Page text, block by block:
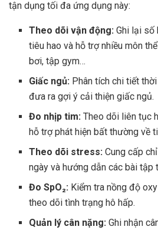
tận dụng tối đa ứng dụng này:
Theo dõi vận động: Ghi lại số
tiêu hao và hỗ trợ nhiều môn
bơi, tập gym…
Giấc ngủ: Phân tích chi tiết
đưa ra gợi ý cải thiện giấc ngủ.
Đo nhịp tim: Theo dõi liên tục
hỗ trợ phát hiện bất thường về
Theo dõi stress: Cung cấp
ngày và hướng dẫn các bài tập
Đo SpO₂: Kiểm tra nồng độ
theo dõi tình trạng hô hấp.
Quản lý cân nặng: Ghi nhận